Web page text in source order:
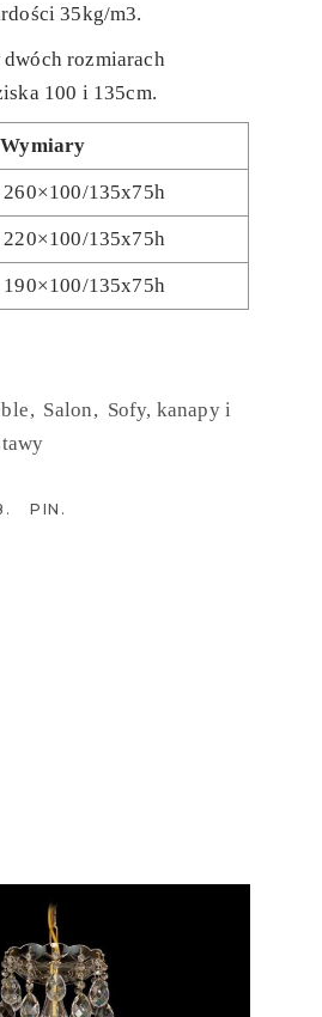
35kg/m3.
dwóch rozmiarach
100 i 135cm.
Wymiary
260×100/135x75h
220×100/135x75h
190×100/135x75h
Salon Sofy, kanapy i
PIN